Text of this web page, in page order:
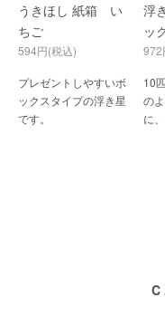
うきほし 紙箱 い
ちご
594円(税込)
プレゼントしやすいボ
ックスタイプの浮き星
です。
浮
ッ
972
10
の
に